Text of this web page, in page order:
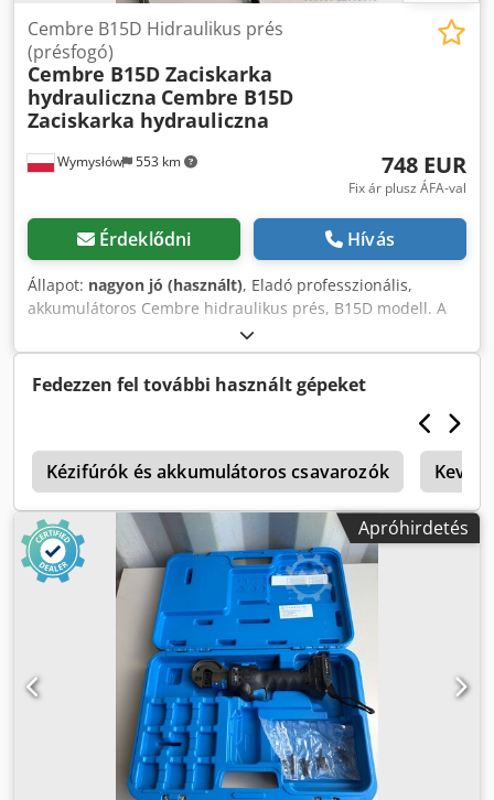
Wymysłów 553 km
Cembre B15D Hidraulikus prés
(présfogó)
Cembre B15D Zaciskarka
hydrauliczna Cembre B15D
Zaciskarka hydrauliczna
748 EUR
Fix ár plusz ÁFA-val
Érdeklődni Hívás
Állapot: nagyon jó (használt), Eladó professzionális,
akkumulátoros Cembre hidraulikus prés, B15D modell. A
készülékek műszakilag teljesen működőképesek, azonnal
munkára foghatók. Az ár 1 darabra vonatkozik. Esztétikai
állapotuk a képeken látható – normál használatból eredő
kopásnyomokkal. Műszaki adatok: Gyártó: Cembre Modell:
B15D Préselési erő: 15 kN Tápellátás: 9,6V / 2,0Ah Ni-MH
Professzionális eszköz végek és csatlakozók préseléséhez
Kompakt és strapabíró kialakítás További információk:
Akkumulátorok felújítva – 2026. 05.-ig Töltő nem tartozék A
prések 100%-ban működőképesek Darabonkénti
értékesítés Crodpfx Aoy Uzcveb Eef A készlet tartalma:
Cembre B15D prés Akkumulátor
Fedezzen fel további használt gépeket
Kézifúrók és akkumulátoros csavarozók
Apróhirdetés